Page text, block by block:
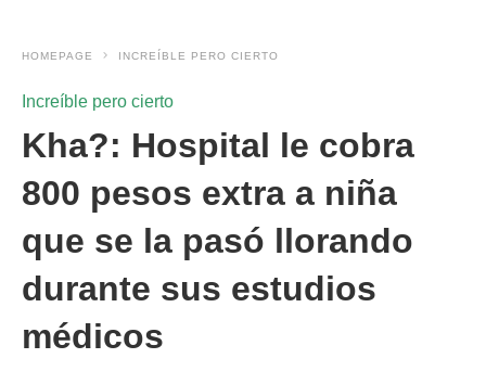
HOMEPAGE INCREÍBLE PERO CIERTO
Increíble pero cierto
Kha?: Hospital le cobra
800 pesos extra a niña
que se la pasó llorando
durante sus estudios
médicos